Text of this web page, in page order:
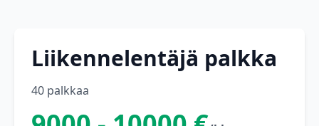
Liikennelentäjä palkka
40 palkkaa